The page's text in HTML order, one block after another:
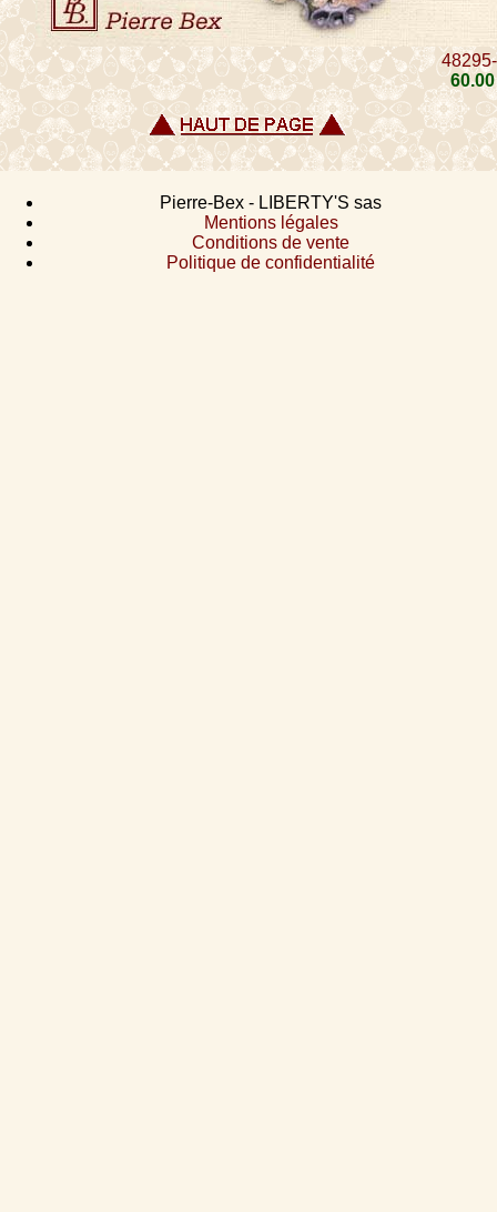
60.00
Pierre-Bex - LIBERTY'S sas
Mentions légales
Conditions de vente
Politique de confidentialité